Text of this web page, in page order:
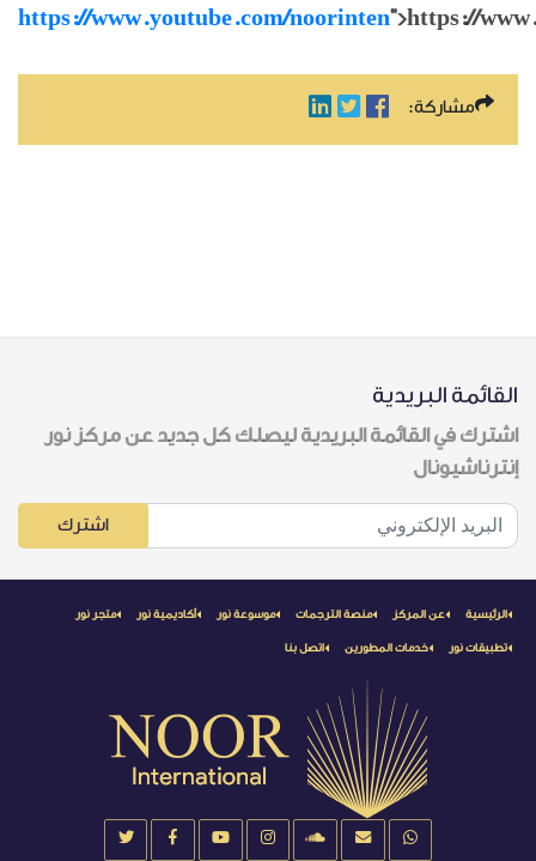
https://www.youtube.com/noorinten">https://
مشاركة:
القائمة البريدية
اشترك في القائمة البريدية ليصلك كل جديد عن مركز نور
إنترناشيونال
اشترك
الرئيسية عن المركز منصة الترجمات موسوعة نور أكاديمية نور متجر نور
تطبيقات نور خدمات المطورين اتصل بنا